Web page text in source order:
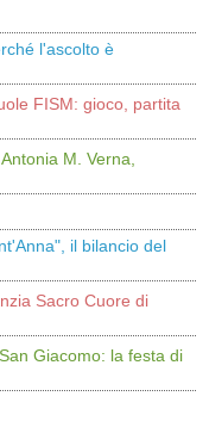
l'ascolto è
FISM: gioco, partita
M. Verna,
il bilancio del
Sacro Cuore di
Giacomo: la festa di